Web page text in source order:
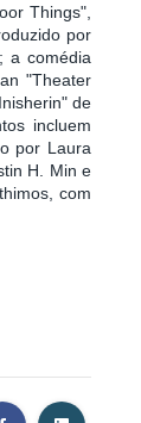
Things",
por
a comédia
"Theater
de
incluem
por Laura
H. Min e
com